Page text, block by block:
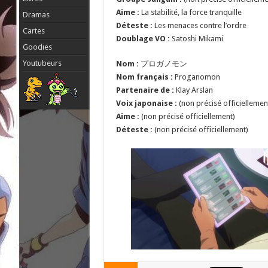
Dramas
Cartes
Goodies
Youtubeurs
Aime : La stabilité, la force tranquille
Déteste : Les menaces contre l’ordre
Doublage VO : Satoshi Mikami
Nom : プロガノモン
Nom français : Proganomon
Partenaire de : Klay Arslan
Voix japonaise : (non précisé
Aime : (non précisé officiellement)
Déteste : (non précisé officiellement)